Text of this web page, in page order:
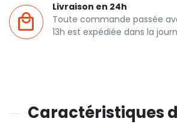
Livraison en 24h
Toute commande passée
13h est expédiée dans la
Caractéristiques